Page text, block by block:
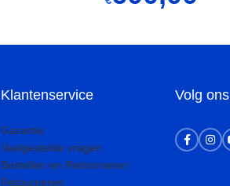
Klantenservice
Garantie
Veelgestelde vragen
Bestellen en Retourneren
Retourneren
Volg ons